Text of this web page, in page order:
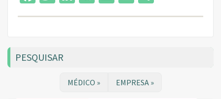
PESQUISAR
MÉDICO » EMPRESA »